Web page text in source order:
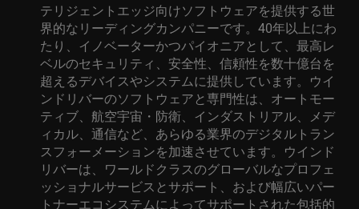
テリジェントエッジ向けソフトウェアを提供する世
界的なリーディングカンパニーです。 40年以上にわ
たり、イノベーターかつパイオニアとして、最高レ
ベルのセキュリティ、安全性、信頼性を数十億台を
超えるデバイスやシステムに提供しています。ウイ
ンドリバーのソフトウェアと専門性は、オートモー
ティブ、航空宇宙・防衛、インダストリアル、メデ
ィカル、通信など、あらゆる業界のデジタルトラン
スフォーメーションを加速させています。ウインド
リバーは、ワールドクラスのグローバルなプロフェ
ッショナルサービスとサポート、および幅広いパー
トナーエコシステムによってサポートされた包括的